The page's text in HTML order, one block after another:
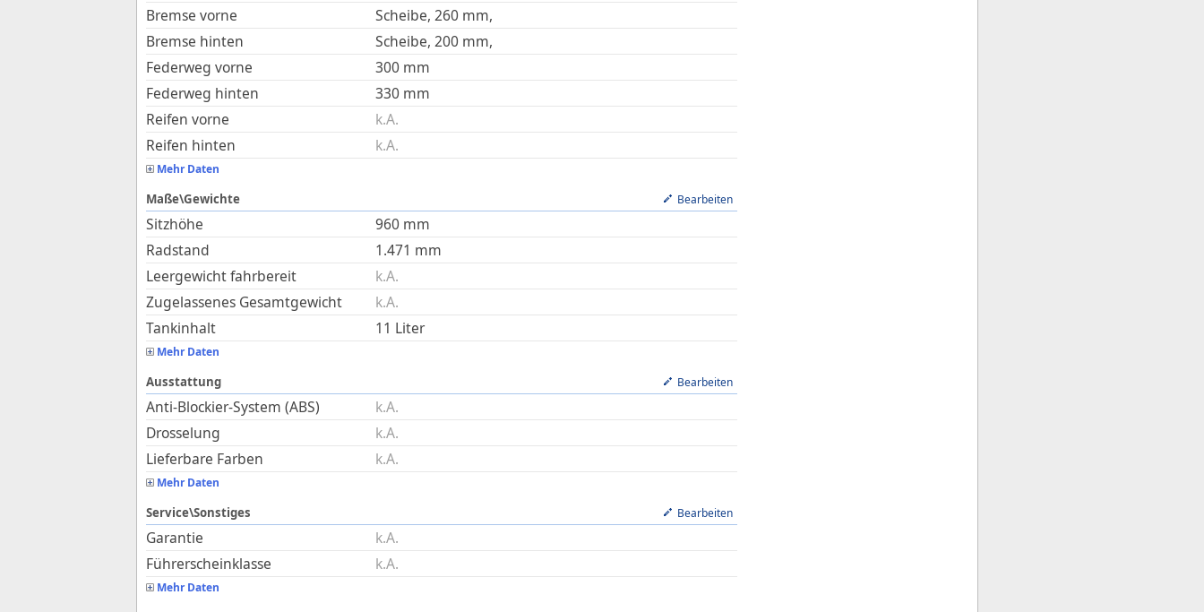
Bremse vorne
Scheibe, 260 mm,
Bremse hinten
Scheibe, 200 mm,
Federweg vorne
300 mm
Federweg hinten
330 mm
Reifen vorne
k.A.
Reifen hinten
k.A.
Mehr Daten
Maße\Gewichte Bearbeiten
Sitzhöhe 960 mm
Radstand
1.471 mm
Leergewicht fahrbereit
k.A.
Zugelassenes Gesamtgewicht
k.A.
Tankinhalt
11 Liter
Mehr Daten
Ausstattung Bearbeiten
Anti-Blockier-System (ABS)
k.A.
Drosselung
k.A.
Lieferbare Farben
k.A.
Mehr Daten
Service\Sonstiges Bearbeiten
Garantie
k.A.
Führerscheinklasse
k.A.
Mehr Daten